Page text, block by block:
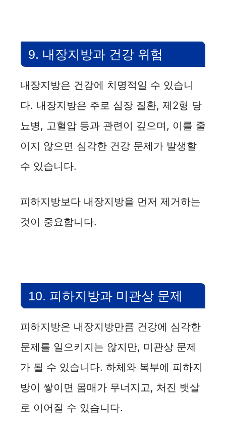
9. 내장지방과 건강 위험
내장지방은 건강에 치명적일 수 있습니
다. 내장지방은 주로 심장 질환, 제2형 당
뇨병, 고혈압 등과 관련이 깊으며, 이를 줄
이지 않으면 심각한 건강 문제가 발생할
수 있습니다.
피하지방보다 내장지방을 먼저 제거하는
것이 중요합니다.
10. 피하지방과 미관상 문제
피하지방은 내장지방만큼 건강에 심각한
문제를 일으키지는 않지만, 미관상 문제
가 될 수 있습니다. 하체와 복부에 피하지
방이 쌓이면 몸매가 무너지고, 처진 뱃살
로 이어질 수 있습니다.